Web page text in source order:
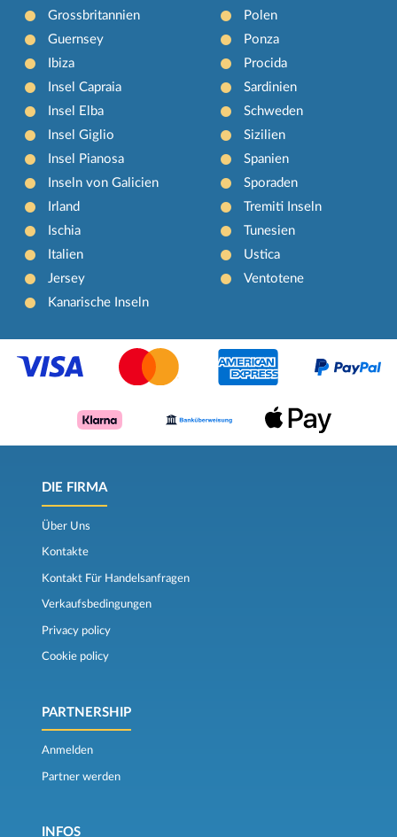
Grossbritannien
Guernsey
Ibiza
Insel Capraia
Insel Elba
Insel Giglio
Insel Pianosa
Inseln von Galicien
Irland
Ischia
Italien
Jersey
Kanarische Inseln
Polen
Ponza
Procida
Sardinien
Schweden
Sizilien
Spanien
Sporaden
Tremiti Inseln
Tunesien
Ustica
Ventotene
DIE FIRMA
Über Uns
Kontakte
Kontakt Für Handelsanfragen
Verkaufsbedingungen
Privacy policy
Cookie policy
PARTNERSHIP
Anmelden
Partner werden
INFOS